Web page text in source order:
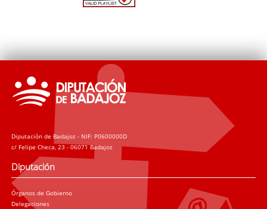
Diputación de Badajoz - NIF: P0600000D
c/ Felipe Checa, 23 - 06071 Badajoz
Diputación
Órganos de Gobierno
Delegaciones